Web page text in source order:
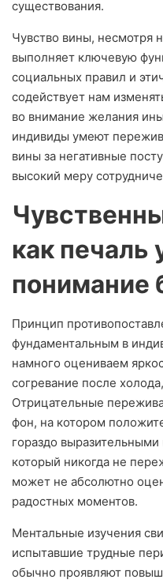
существования.
Чувство вины, несмотря
выполняет ключевую
социальных правил и
содействует нам
во внимание желания
индивиды умеют
вины за негативные
высокий меру
как печаль
понимание
Принцип
фундаментальным в
намного оцениваем
согревание после
Отрицательные
фон, на котором
гораздо
который никогда не
может не абсолютно
радостных моментов.
Ментальные изучения
испытавшие трудные
обычно проявляют